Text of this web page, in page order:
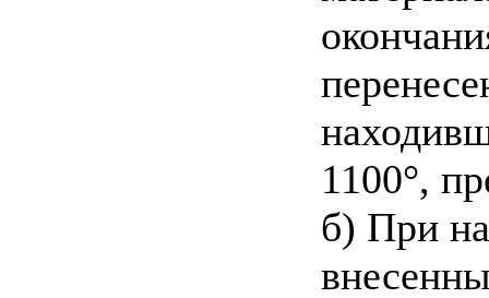
1100°,
б) При